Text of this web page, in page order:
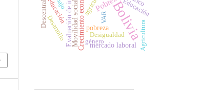
Bolivia
pobreza
Evaluación de impactoCrecimiento económico mercado laboral
Movilidad social Desigualdad Agricultura
educación
Desarrollo VAR Educación
género